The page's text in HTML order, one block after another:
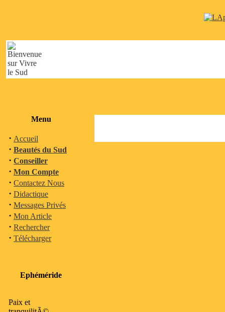
Menu
· Accueil
· Beautés du Sud
· Conseiller
· Mon Compte
· Contactez Nous
· Didactique
· Messages Privés
· Mon Article
· Rechercher
· Télécharger
Ephéméride
Paix et